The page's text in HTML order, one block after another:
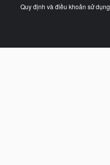
Quy định và điều khoản sử dụng